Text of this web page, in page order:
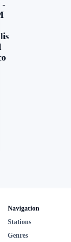
-
Navigation
Stations
Genres